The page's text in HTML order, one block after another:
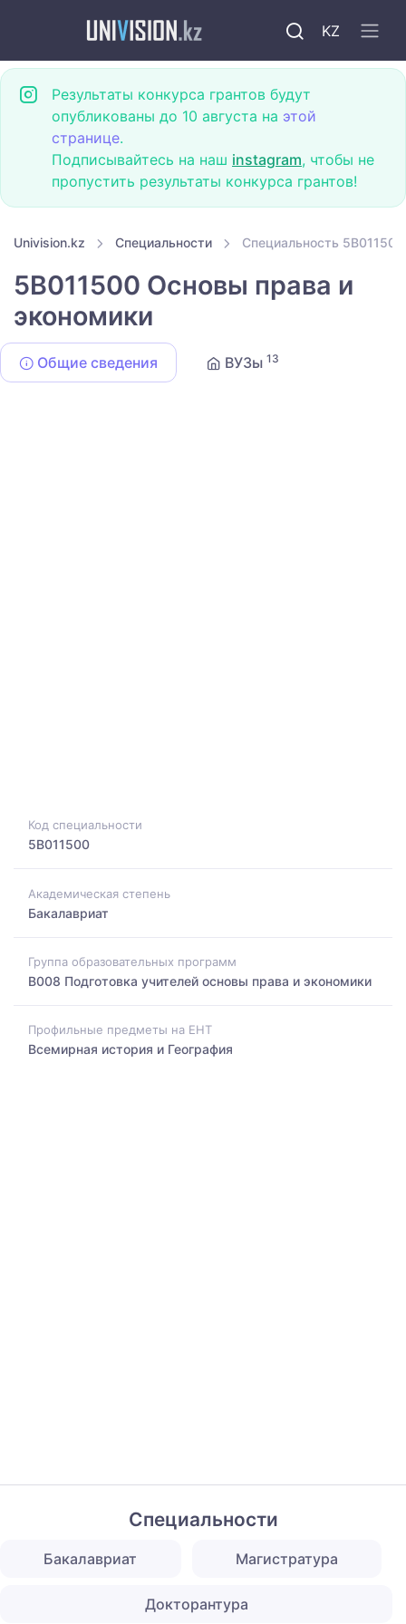
KZ
Результаты конкурса грантов будут
опубликованы до 10 августа на этой
странице.
Подписывайтесь на наш instagram, чтобы не
пропустить результаты конкурса грантов!
Univision.kz Специальности Специальность
5B011500 Основы права и
экономики
Общие сведения ВУЗы 13
Код специальности
5B011500
Академическая степень
Бакалавриат
Группа образовательных программ
B008 Подготовка учителей основы права и экономики
Профильные предметы на ЕНТ
Всемирная история и География
Специальности
Бакалавриат Магистратура
Докторантура